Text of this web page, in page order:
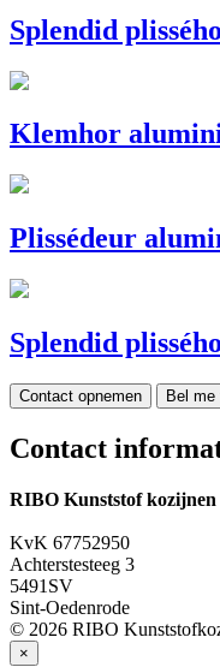
Splendid
Klemhor
Plissédeur
Splendid
Contact opnemen Bel me
Contact
RIBO Kunststof kozijnen
KvK 67752950
Achterstesteeg 3
5491SV
Sint-Oedenrode
© 2026 RIBO
×